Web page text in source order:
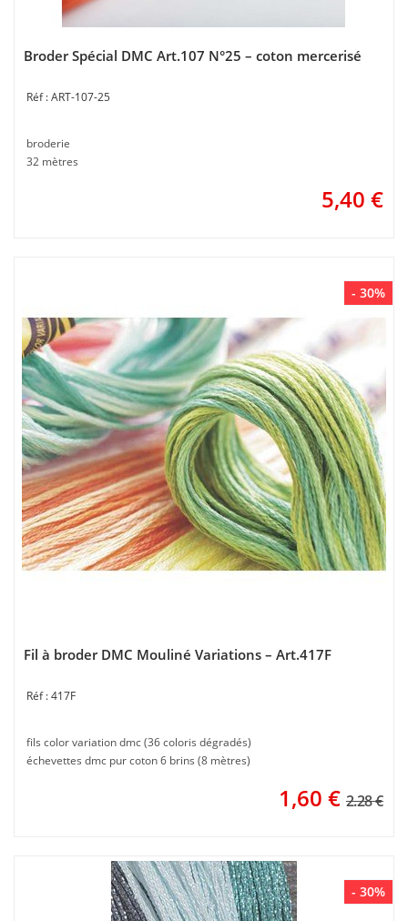
Broder Spécial DMC Art.107 N°25 – coton mercerisé
ART-107-25
broderie
32 mètres
5,40 €
- 30%
Fil à broder DMC Mouliné Variations – Art.417F
417F
fils color variation dmc (36 coloris dégradés)
échevettes dmc pur coton 6 brins (8 mètres)
1,60 € 2.28 €
- 30%